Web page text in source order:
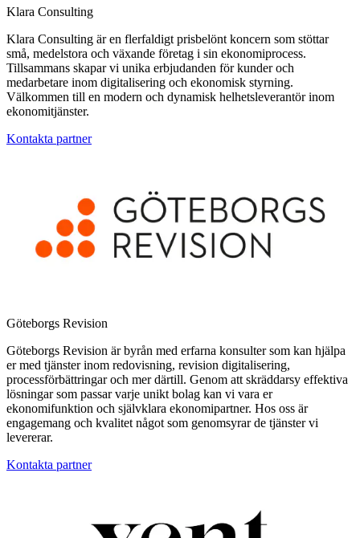
Klara Consulting
Klara Consulting är en flerfaldigt prisbelönt koncern som stöttar
små, medelstora och växande företag i sin ekonomiprocess.
Tillsammans skapar vi unika erbjudanden för kunder och
medarbetare inom digitalisering och ekonomisk styrning.
Välkommen till en modern och dynamisk helhetsleverantör inom
ekonomitjänster.
Kontakta partner
Göteborgs Revision
Göteborgs Revision är byrån med erfarna konsulter som kan hjälpa
er med tjänster inom redovisning, revision digitalisering,
processförbättringar och mer därtill. Genom att skräddarsy effektiva
lösningar som passar varje unikt bolag kan vi vara er
ekonomifunktion och självklara ekonomipartner. Hos oss är
engagemang och kvalitet något som genomsyrar de tjänster vi
levererar.
Kontakta partner